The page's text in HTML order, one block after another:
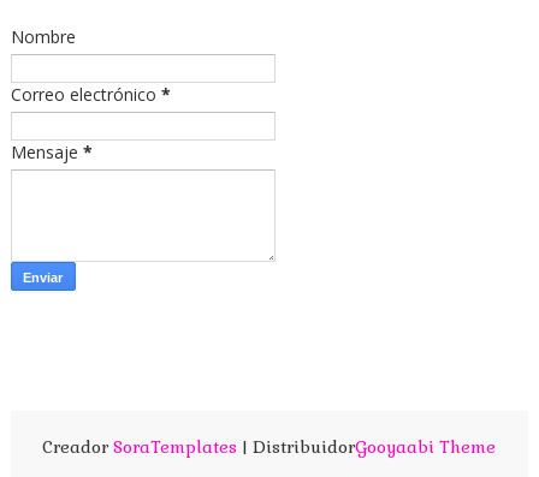
Nombre
Correo electrónico *
Mensaje *
CreadorSoraTemplates | DistribuidorGooyaabi Theme